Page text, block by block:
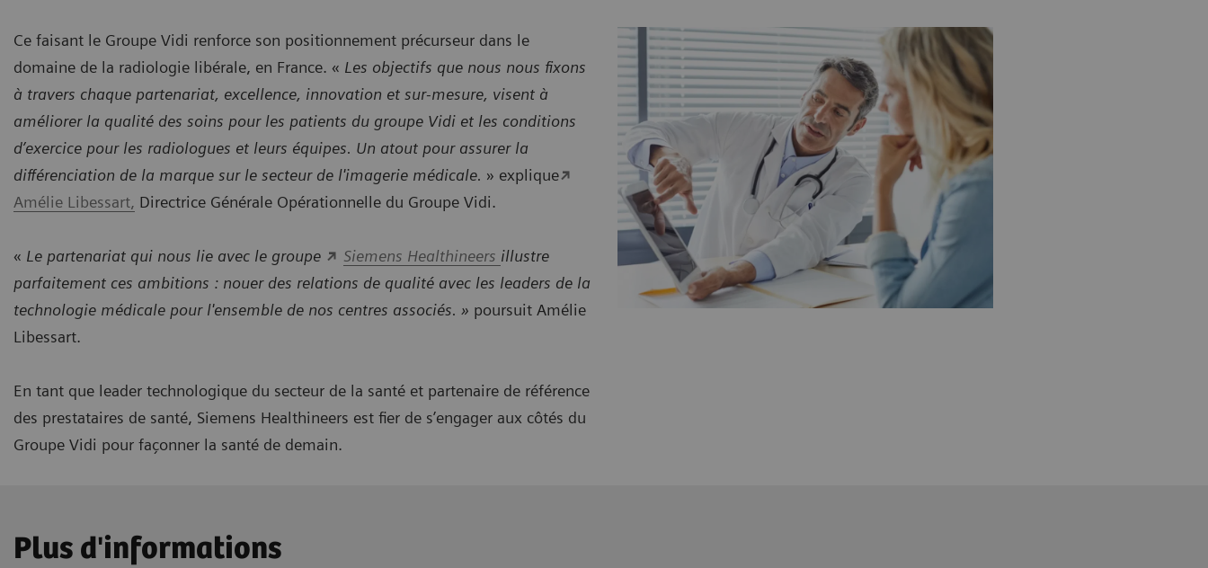
Ce faisant le Groupe Vidi renforce son positionnement précurseur dans le
domaine de la radiologie libérale, en France. « Les objectifs que nous nous fixons
à travers chaque partenariat, excellence, innovation et sur-mesure, visent à
améliorer la qualité des soins pour les patients du groupe Vidi et les conditions
d’exercice pour les radiologues et leurs équipes. Un atout pour assurer la
différenciation de la marque sur le secteur de l'imagerie médicale. » explique
Amélie Libessart, Directrice Générale Opérationnelle du Groupe Vidi.
« Le partenariat qui nous lie avec le groupe Siemens Healthineers illustre
parfaitement ces ambitions : nouer des relations de qualité avec les leaders de la
technologie médicale pour l'ensemble de nos centres associés. » poursuit Amélie
Libessart.
En tant que leader technologique du secteur de la santé et partenaire de référence
des prestataires de santé, Siemens Healthineers est fier de s’engager aux côtés du
Groupe Vidi pour façonner la santé de demain.
Plus d'informations